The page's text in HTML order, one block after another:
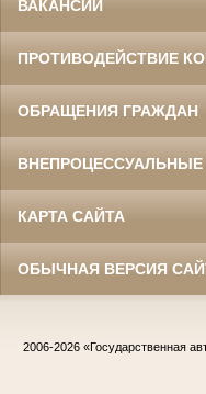
ВАКАНСИИ
ПРОТИВОДЕЙСТВИЕ
ОБРАЩЕНИЯ ГРАЖДАН
КАРТА САЙТА
ОБЫЧНАЯ ВЕРСИЯ
2006-2026 «Государственная